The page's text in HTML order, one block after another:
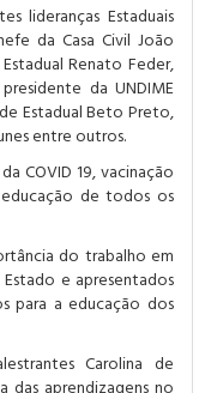
lideranças Estaduais
da Casa Civil João
Renato Feder,
da UNDIME
Estadual Beto Preto,
entre outros.
COVID 19, vacinação
de todos os
do trabalho em
e apresentados
para a educação dos
Carolina de